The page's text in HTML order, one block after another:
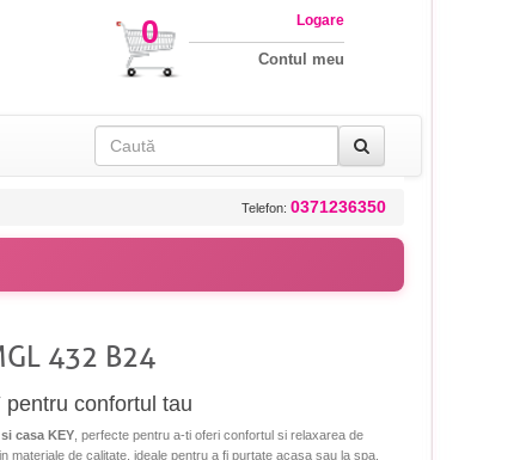
0 Logare
Contul meu
Telefon: 0371236350
432 B24
confortul tau
casa KEY , perfecte pentru a-ti oferi confortul si relaxarea de
materiale de calitate, ideale pentru a fi purtate acasa sau la spa.